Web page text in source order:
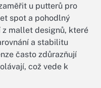
u putterů pro
spot a pohodlný
z mallet designů, které
a stabilitu
často zdůrazňují
což vede k